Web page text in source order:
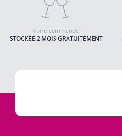
STOCKÉE 2 MOIS GRATUITEMENT
Votre commande